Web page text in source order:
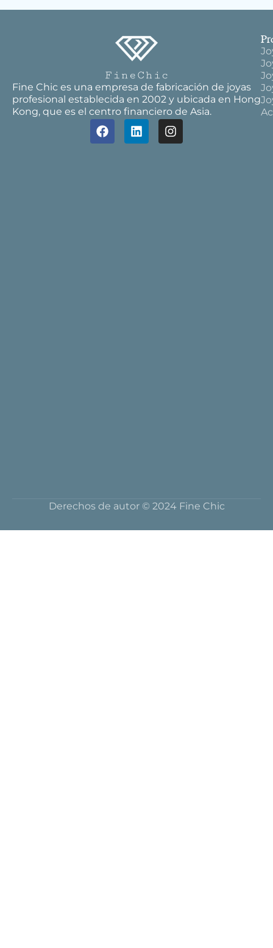
Fine Chic es una empresa de fabricación de joyas
profesional establecida en 2002 y ubicada en Hong
Kong, que es el centro financiero de Asia.
Derechos de autor © 2024 Fine Chic